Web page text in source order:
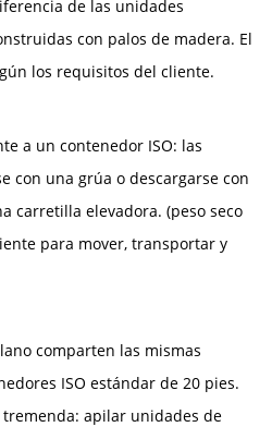
de las unidades
con palos de madera. El
los requisitos del cliente.
a un contenedor ISO: las
con una grúa o descargarse con
carretilla elevadora. (peso seco
para mover, transportar y
comparten las mismas
ISO estándar de 20 pies.
apilar unidades de